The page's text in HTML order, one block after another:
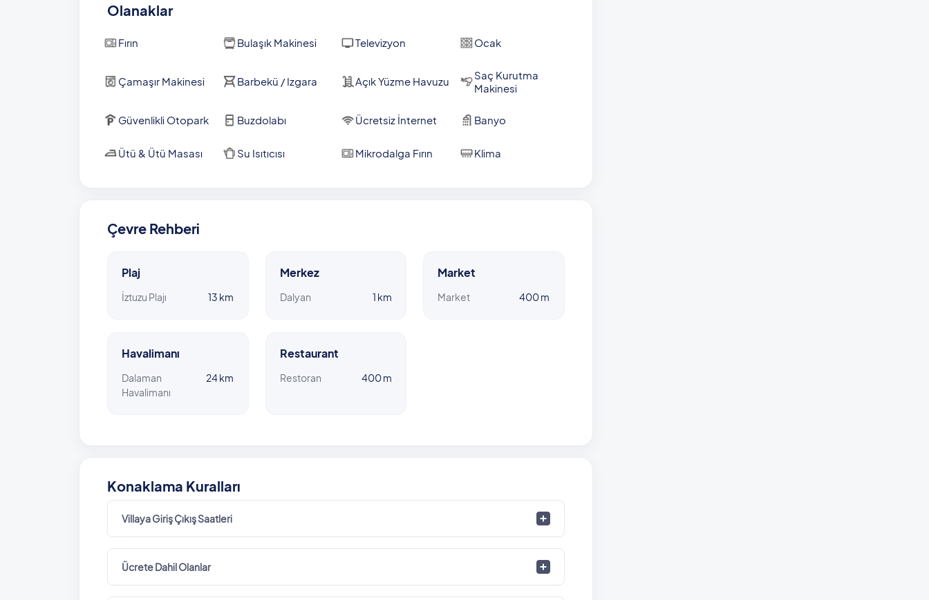
Olanaklar
Fırın Bulaşık Makinesi Televizyon Ocak
Çamaşır Makinesi Barbekü / Izgara Açık Yüzme Havuzu
Saç Kurutma
Makinesi
Güvenlikli Otopark Buzdolabı Ücretsiz İnternet Banyo
Ütü & Ütü Masası Su Isıtıcısı Mikrodalga Fırın Klima
Çevre Rehberi
Plaj
İztuzu Plajı 13 km
Merkez
Dalyan 1 km
Market
Market 400 m
Havalimanı
Dalaman
Havalimanı
24 km
Restaurant
Restoran 400 m
Konaklama Kuralları
Villaya Giriş Çıkış Saatleri
Ücrete Dahil Olanlar